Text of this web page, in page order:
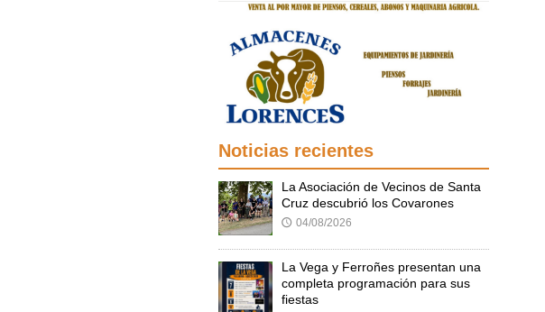
Noticias recientes
La Asociación de Vecinos de Santa
Cruz descubrió los Covarones
🕔 04/08/2026
La Vega y Ferroñes presentan una
completa programación para sus
fiestas